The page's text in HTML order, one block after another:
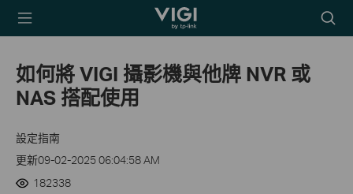
TP-Link, Reliably
icon
如何將 VIGI 攝影機與他牌 NVR 或
NAS 搭配使用
設定指南
更新09-02-2025 06:04:58 AM
182338